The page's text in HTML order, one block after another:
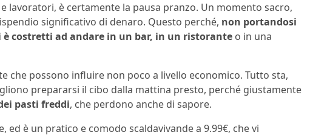
lavoratori, è certamente la pausa pranzo. Un momento sacro,
significativo di denaro. Questo perché, non portandosi
è costretti ad andare in un bar, in un ristorante o in una
che possono influire non poco a livello economico. Tutto sta,
prepararsi il cibo dalla mattina presto, perché giustamente
pasti freddi, che perdono anche di sapore.
ed è un pratico e comodo scaldavivande a 9.99€, che vi